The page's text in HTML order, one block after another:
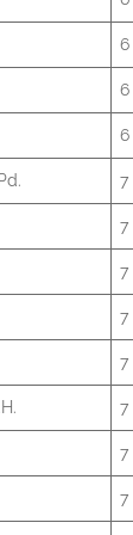
6
6
6
7
7
7
7
7
7
7
7